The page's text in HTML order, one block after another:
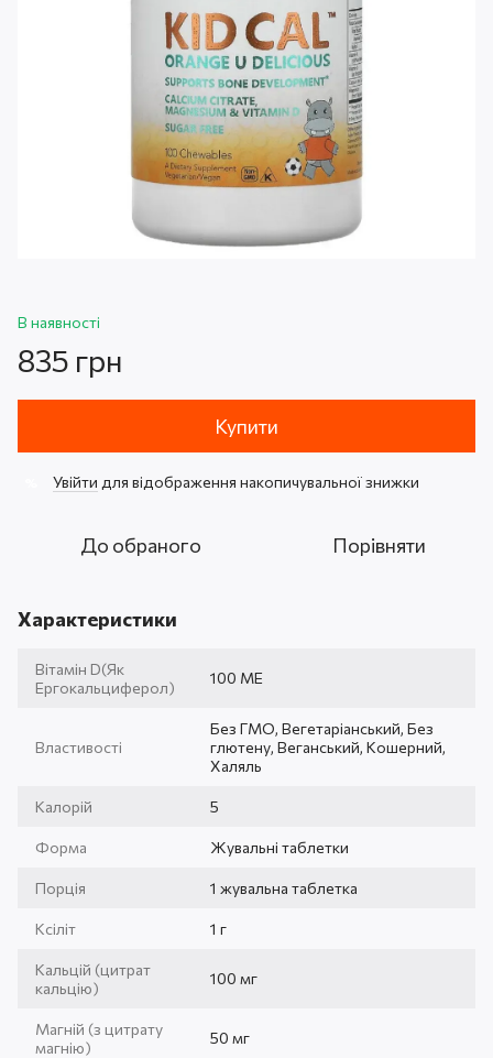
В наявності
835 грн
Купити
Увійти для відображення накопичувальної знижки
До обраного Порівняти
Характеристики
Вітамін D(Як
Ергокальциферол)
100 МЕ
Властивості
Без ГМО, Вегетаріанський, Без
глютену, Веганський, Кошерний,
Халяль
Калорій 5
Форма Жувальні таблетки
Порція 1 жувальна таблетка
Ксіліт 1 г
Кальцій (цитрат
кальцію)
100 мг
Магній (з цитрату
магнію)
50 мг